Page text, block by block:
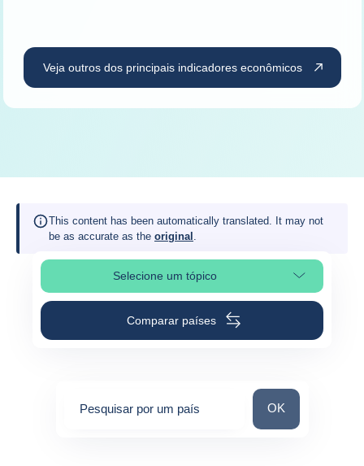
Veja outros dos principais indicadores econômicos
This content has been automatically translated. It may not
be as accurate as the original .
Selecione um tópicoSelecione a seção da página
Comparar países
Pesquisar por um país Pesquisar por um
OK